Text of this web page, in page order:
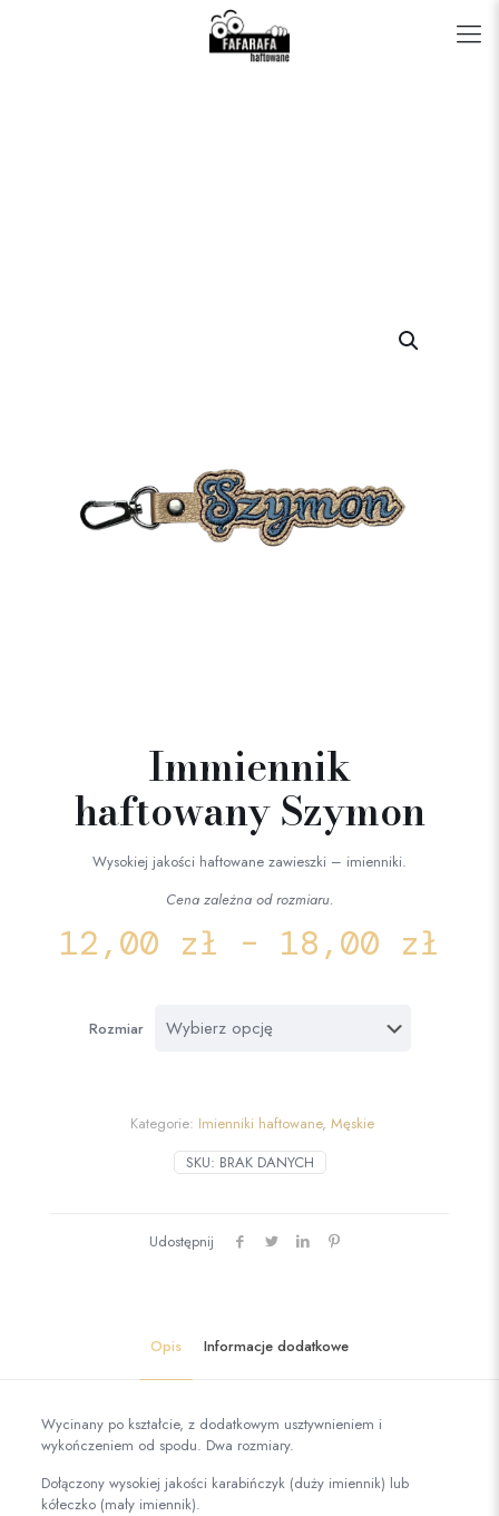
Immiennik
haftowany Szymon
Wysokiej jakości haftowane zawieszki – imienniki.
Cena zależna od rozmiaru.
12,00 zł – 18,00 zł
Rozmiar
SKU: BRAK DANYCH
Kategorie: Imienniki haftowane, Męskie
Udostępnij
Opis Informacje dodatkowe
Wycinany po kształcie, z dodatkowym usztywnieniem i
wykończeniem od spodu. Dwa rozmiary.
Dołączony wysokiej jakości karabińczyk (duży imiennik) lub
kółeczko (mały imiennik).